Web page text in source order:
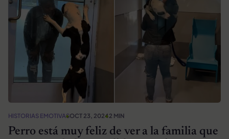
HISTORIAS EMOTIVASOCT 23, 20242 MIN
Perro está muy feliz de ver a la familia que